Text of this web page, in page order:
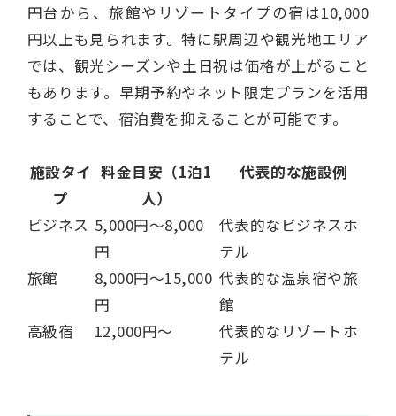
円台から、旅館やリゾートタイプの宿は10,000
円以上も見られます。特に駅周辺や観光地エリア
では、観光シーズンや土日祝は価格が上がること
もあります。早期予約やネット限定プランを活用
することで、宿泊費を抑えることが可能です。
施設タイ
プ
料金目安（1泊1
人）
代表的な施設例
ビジネス 5,000円～8,000
円
代表的なビジネスホ
テル
旅館
8,000円～15,000
円
代表的な温泉宿や旅
館
高級宿
12,000円～
代表的なリゾートホ
テル